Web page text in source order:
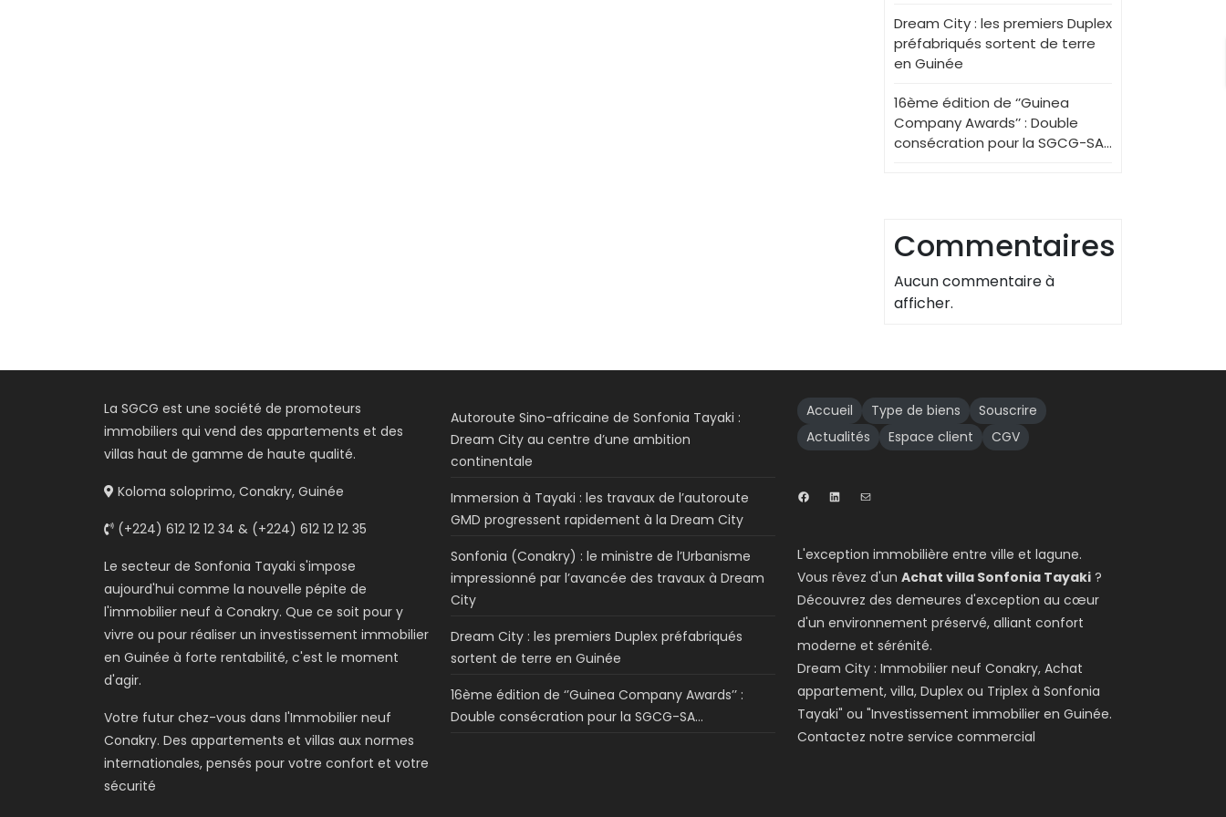
Dream City : les premiers Duplex
préfabriqués sortent de terre
en Guinée
16ème édition de ‘’Guinea
Company Awards’’ : Double
consécration pour la SGCG-SA…
Commentaires
Aucun commentaire à
afficher.
La SGCG est une société de promoteurs
immobiliers qui vend des appartements et des
villas haut de gamme de haute qualité.
Koloma soloprimo, Conakry, Guinée
(+224) 612 12 12 34 & (+224) 612 12 12 35
Le secteur de Sonfonia Tayaki s'impose
aujourd'hui comme la nouvelle pépite de
l'immobilier neuf à Conakry. Que ce soit pour y
vivre ou pour réaliser un investissement immobilier
en Guinée à forte rentabilité, c'est le moment
d'agir.
Votre futur chez-vous dans l'Immobilier neuf
Conakry. Des appartements et villas aux normes
internationales, pensés pour votre confort et votre
sécurité
Autoroute Sino-africaine de Sonfonia Tayaki :
Dream City au centre d’une ambition
continentale
Immersion à Tayaki : les travaux de l’autoroute
GMD progressent rapidement à la Dream City
Sonfonia (Conakry) : le ministre de l’Urbanisme
impressionné par l’avancée des travaux à Dream
City
Dream City : les premiers Duplex préfabriqués
sortent de terre en Guinée
16ème édition de ‘’Guinea Company Awards’’ :
Double consécration pour la SGCG-SA…
Accueil Type de biens
Souscrire
Actualités
Espace client CGV
L'exception immobilière entre ville et lagune.
Vous rêvez d'un Achat villa Sonfonia Tayaki ?
Découvrez des demeures d'exception au cœur
d'un environnement préservé, alliant confort
moderne et sérénité.
Dream City : Immobilier neuf Conakry, Achat
appartement, villa, Duplex ou Triplex à Sonfonia
Tayaki" ou "Investissement immobilier en Guinée.
Contactez notre service commercial